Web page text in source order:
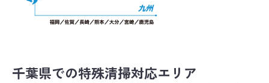
千葉県での特殊清掃対応エリア